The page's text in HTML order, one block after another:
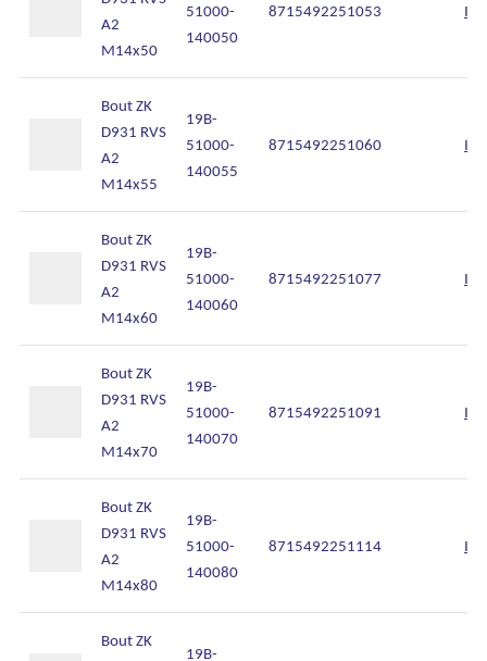
Ons assortiment
Onze merken
Over Kalkhuis
Contact
A2
M14x50
51000-
140050
8715492251053
Bout ZK
D931 RVS
A2
M14x55
19B-
51000-
140055
8715492251060
Bout ZK
D931 RVS
A2
M14x60
19B-
51000-
140060
8715492251077
Bout ZK
D931 RVS
A2
M14x70
19B-
51000-
140070
8715492251091
Bout ZK
D931 RVS
A2
M14x80
19B-
51000-
140080
8715492251114
Bout ZK
19B-